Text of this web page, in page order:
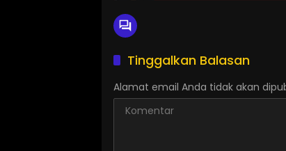
Tinggalkan Balasan
Alamat email Anda tidak akan